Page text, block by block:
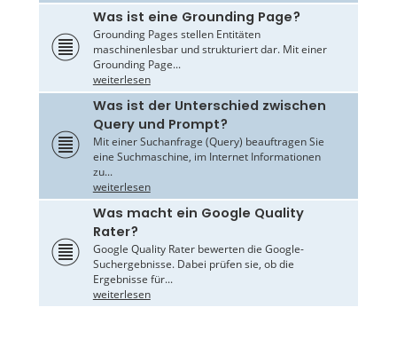
Was ist eine Grounding Page?
Grounding Pages stellen Entitäten
maschinenlesbar und strukturiert dar. Mit einer
Grounding Page...
weiterlesen
Was ist der Unterschied zwischen
Query und Prompt?
Mit einer Suchanfrage (Query) beauftragen Sie
eine Suchmaschine, im Internet Informationen
zu...
weiterlesen
Was macht ein Google Quality
Rater?
Google Quality Rater bewerten die Google-
Suchergebnisse. Dabei prüfen sie, ob die
Ergebnisse für...
weiterlesen